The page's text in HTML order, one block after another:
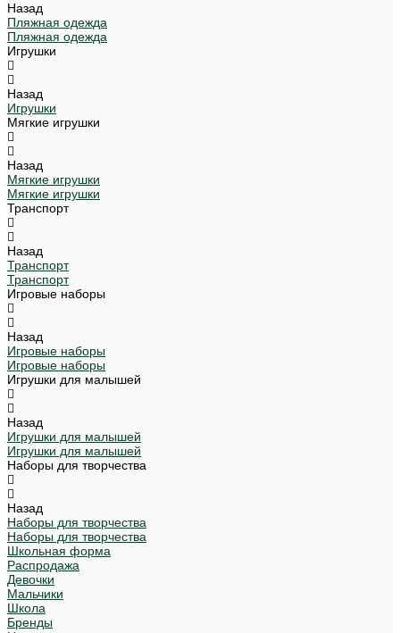
Назад
Пляжная одежда
Пляжная одежда
Игрушки
Назад
Игрушки
Мягкие игрушки
Назад
Мягкие игрушки
Мягкие игрушки
Транспорт
Назад
Транспорт
Транспорт
Игровые наборы
Назад
Игровые наборы
Игровые наборы
Игрушки для малышей
Назад
Игрушки для малышей
Игрушки для малышей
Наборы для творчества
Назад
Наборы для творчества
Наборы для творчества
Школьная форма
Распродажа
Девочки
Мальчики
Школа
Бренды